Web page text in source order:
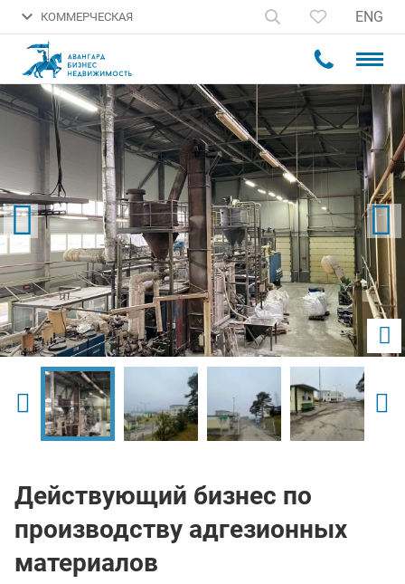
КОММЕРЧЕСКАЯ ENG
Действующий бизнес по
производству адгезионных
материалов